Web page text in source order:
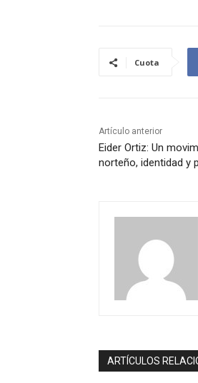
Cuota
Artículo anterior
Eider Ortiz: Un
norteño, identidad y
ARTÍCULOS